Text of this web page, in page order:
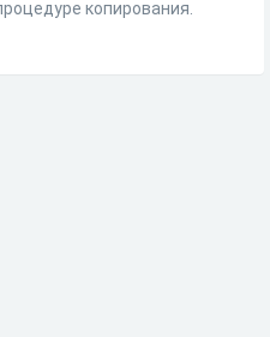
копирования.